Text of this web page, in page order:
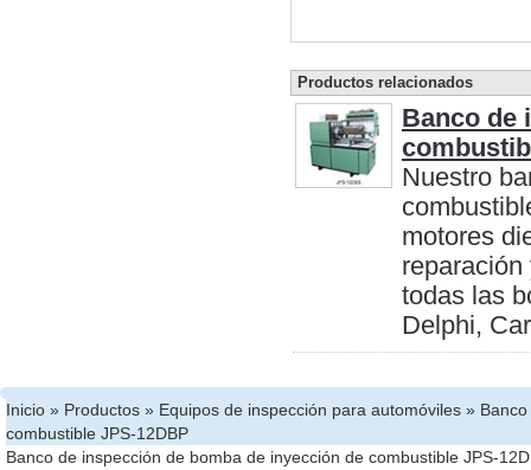
Productos relacionados
Banco de
Nuestro
motores
todas las
Delphi,
Inicio » Productos » Equipos de inspección para automóviles »
combustible JPS-12DBP
Banco de inspección de bomba de inyección de combustible JPS-